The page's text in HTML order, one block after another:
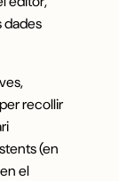
dades
recollir
(en
el